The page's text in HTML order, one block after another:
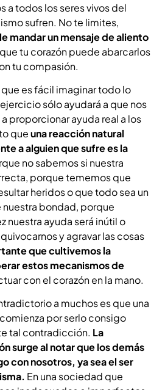
a todos los seres vivos del
sufren. No te limites,
mandar un mensaje de aliento
tu corazón puede abarcarlos
tu compasión.
es fácil imaginar todo lo
sólo ayudará a que nos
proporcionar ayuda real a los
queuna reacción natural
a alguien que sufre es la
no sabemos si nuestra
porque tememos que
heridos o que todo sea un
nuestra bondad, porque
nuestra ayuda será inútil o
y agravar las cosas
que cultivemos la
estos mecanismos de
con el corazón en la mano.
a muchos es que una
por serlo consigo
tal contradicción. La
surge al notar que los demás
con nosotros, ya sea el ser
En una sociedad que